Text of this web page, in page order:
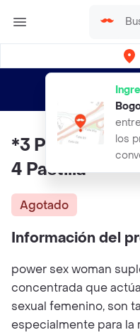
los
envíos
*3 Power Sex
4 Pastilla
Agotado
Información del
power sex woman
concentrada que
sexual femenino, son
especialmente para la